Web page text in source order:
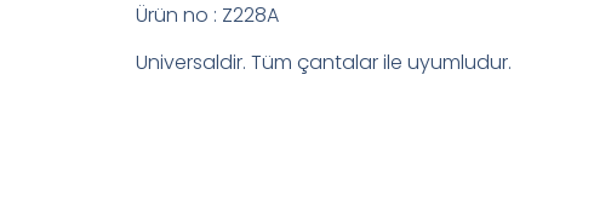
Ürün no : Z228A
Universaldir. Tüm çantalar ile uyumludur.